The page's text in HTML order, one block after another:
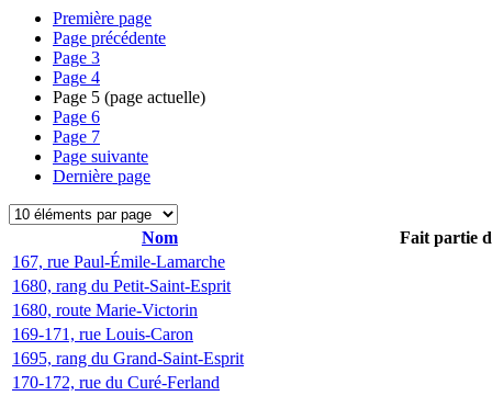
Première page
Page précédente
Page 3
Page 4
Page 5 (page actuelle)
Page 6
Page 7
Page suivante
Dernière page
Nom
Fait partie
167, rue Paul-Émile-Lamarche
1680, rang du Petit-Saint-Esprit
1680, route Marie-Victorin
169-171, rue Louis-Caron
1695, rang du Grand-Saint-Esprit
170-172, rue du Curé-Ferland